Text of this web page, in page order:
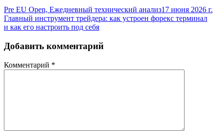
Pre EU Open, Ежедневный технический анализ17 июня 2026 г.
Главный инструмент трейдера: как устроен форекс терминал
и как его настроить под себя
Добавить комментарий
Комментарий *